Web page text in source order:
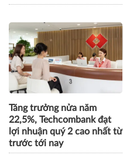
Tăng trưởng nửa năm
22,5%, Techcombank đạt
lợi nhuận quý 2 cao nhất từ
trước tới nay